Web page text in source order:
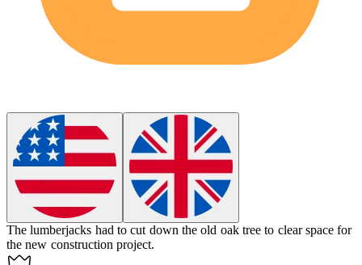
The lumberjacks had tocut down the old oak tree to clear space for
the new construction project.